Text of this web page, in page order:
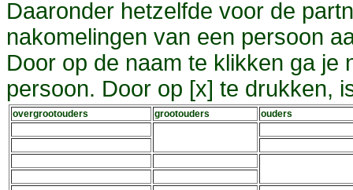
Daaronder hetzelfde voor de
nakomelingen van een persoon
Door op de naam te klikken ga je
persoon. Door op [x] te drukken,
overgrootouders grootouders ouders